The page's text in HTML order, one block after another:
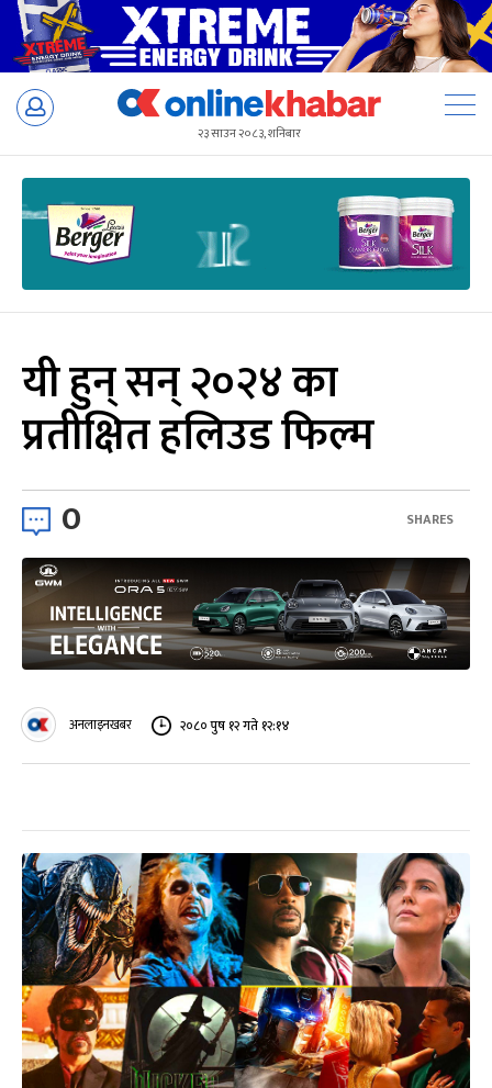
Skip
२३ साउन २०८३, शनिबार
यी हुन् सन् २०२४ का
प्रतीक्षित हलिउड फिल्म
0 SHARES
अनलाइनखबर २०८० पुष १२ गते १२:१४